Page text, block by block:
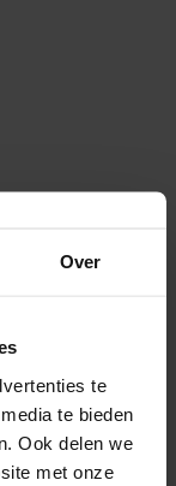
Over
te
te bieden
Ook delen we
met onze